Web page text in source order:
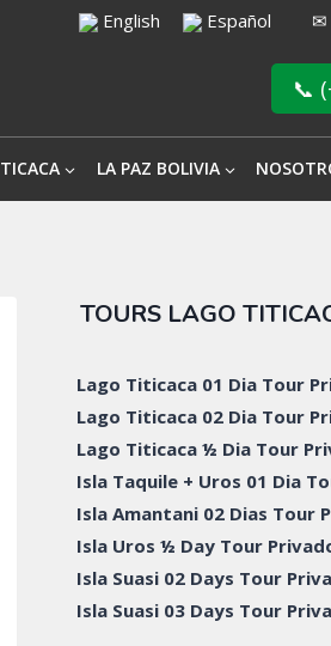
English Español ✉
📞
LA PAZ BOLIVIA
TOURS LAGO
Lago Titicaca 01 Dia Tour
Lago Titicaca 02 Dia Tour
Lago Titicaca ½ Dia Tour
Isla Taquile + Uros 01 Dia
Isla Amantani 02 Dias Tour
Isla Uros ½ Day Tour
Isla Suasi 02 Days Tour
Isla Suasi 03 Days Tour